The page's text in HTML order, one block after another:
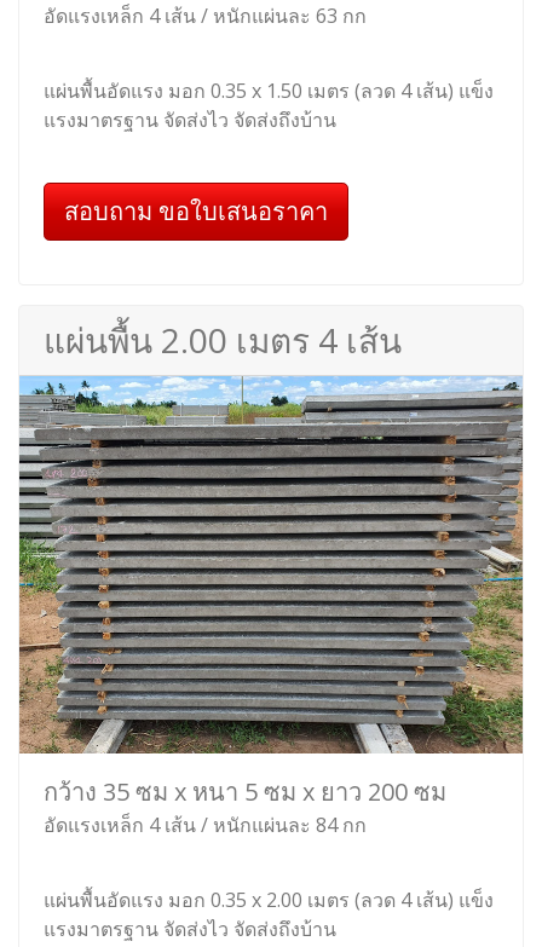
อัดแรงเหล็ก 4 เส้น / หนักแผ่นละ 63 กก
แผ่นพื้นอัดแรง มอก 0.35 x 1.50 เมตร (ลวด 4 เส้น) แข็ง
แรงมาตรฐาน จัดส่งไว จัดส่งถึงบ้าน
สอบถาม ขอใบเสนอราคา
แผ่นพื้น 2.00 เมตร 4 เส้น
กว้าง 35 ซม x หนา 5 ซม x ยาว 200 ซม
อัดแรงเหล็ก 4 เส้น / หนักแผ่นละ 84 กก
แผ่นพื้นอัดแรง มอก 0.35 x 2.00 เมตร (ลวด 4 เส้น) แข็ง
แรงมาตรฐาน จัดส่งไว จัดส่งถึงบ้าน